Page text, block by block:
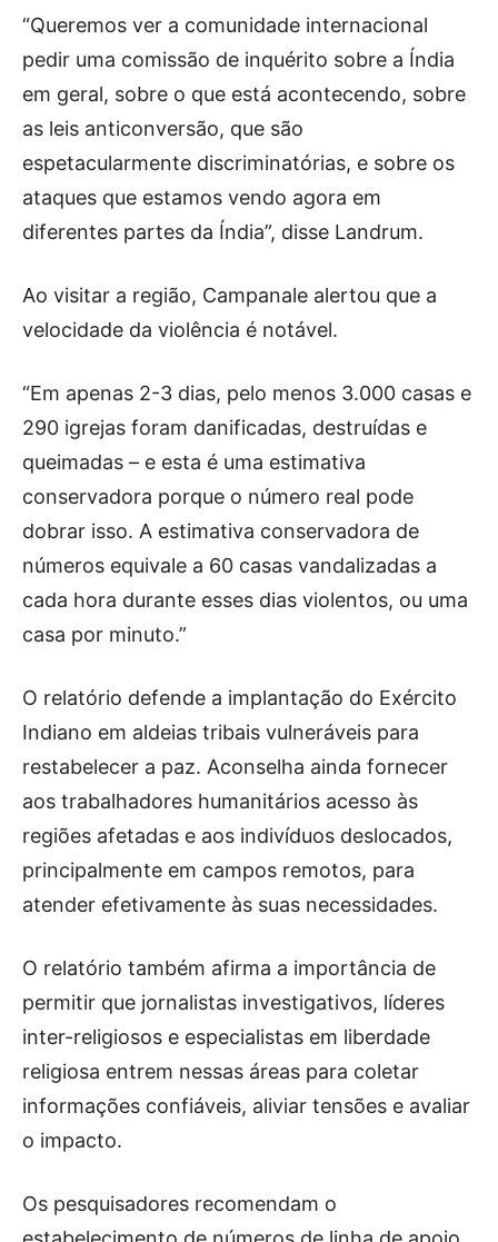
“Queremos ver a comunidade internacional
pedir uma comissão de inquérito sobre a Índia
em geral, sobre o que está acontecendo, sobre
as leis anticonversão, que são
espetacularmente discriminatórias, e sobre os
ataques que estamos vendo agora em
diferentes partes da Índia”, disse Landrum.
Ao visitar a região, Campanale alertou que a
velocidade da violência é notável.
“Em apenas 2-3 dias, pelo menos 3.000 casas e
290 igrejas foram danificadas, destruídas e
queimadas – e esta é uma estimativa
conservadora porque o número real pode
dobrar isso. A estimativa conservadora de
números equivale a 60 casas vandalizadas a
cada hora durante esses dias violentos, ou uma
casa por minuto.”
O relatório defende a implantação do Exército
Indiano em aldeias tribais vulneráveis ​​para
restabelecer a paz. Aconselha ainda fornecer
aos trabalhadores humanitários acesso às
regiões afetadas e aos indivíduos deslocados,
principalmente em campos remotos, para
atender efetivamente às suas necessidades.
O relatório também afirma a importância de
permitir que jornalistas investigativos, líderes
inter-religiosos e especialistas em liberdade
religiosa entrem nessas áreas para coletar
informações confiáveis, aliviar tensões e avaliar
o impacto.
Os pesquisadores recomendam o